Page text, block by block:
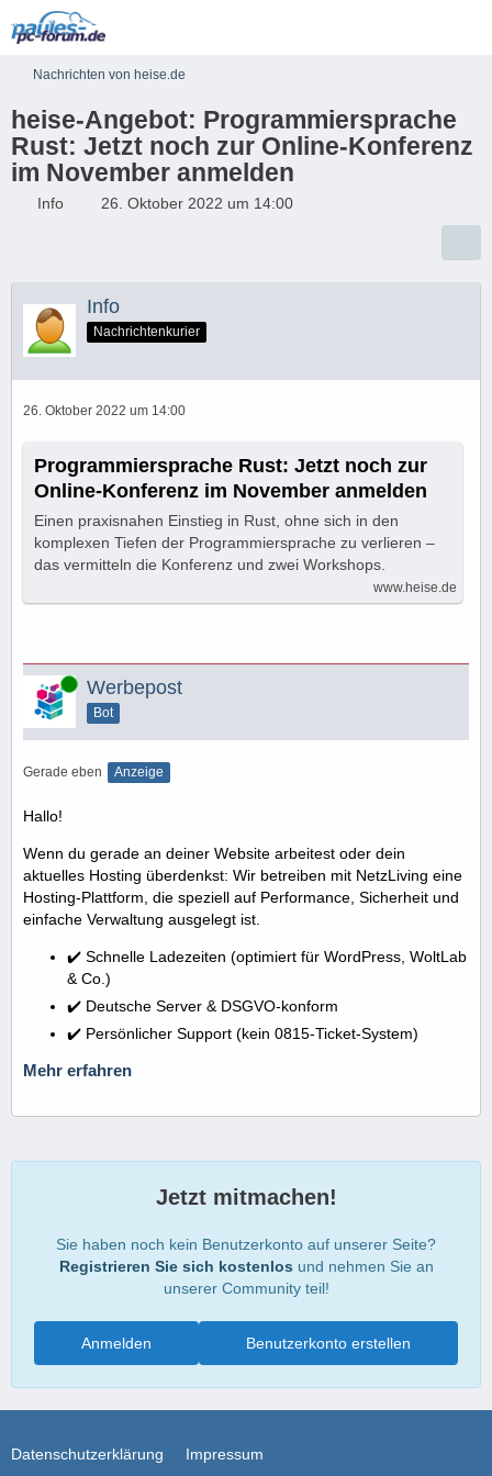
Nachrichten von heise.de
heise-Angebot: Programmiersprache
Rust: Jetzt noch zur Online-Konferenz
im November anmelden
Info 26. Oktober 2022 um 14:00
Info
Nachrichtenkurier
26. Oktober 2022 um 14:00
Programmiersprache Rust: Jetzt noch zur
Online-Konferenz im November anmelden
Einen praxisnahen Einstieg in Rust, ohne sich in den
komplexen Tiefen der Programmiersprache zu verlieren –
das vermitteln die Konferenz und zwei Workshops.
www.heise.de
Online Werbepost
Bot
Gerade eben Anzeige
Hallo!
Wenn du gerade an deiner Website arbeitest oder dein
aktuelles Hosting überdenkst: Wir betreiben mit NetzLiving eine
Hosting-Plattform, die speziell auf Performance, Sicherheit und
einfache Verwaltung ausgelegt ist.
✔️ Schnelle Ladezeiten (optimiert für WordPress, WoltLab
& Co.)
✔️ Deutsche Server & DSGVO-konform
✔️ Persönlicher Support (kein 0815-Ticket-System)
Mehr erfahren
Jetzt mitmachen!
Sie haben noch kein Benutzerkonto auf unserer Seite?
Registrieren Sie sich kostenlos und nehmen Sie an
unserer Community teil!
Benutzerkonto erstellen
Anmelden
Datenschutzerklärung Impressum